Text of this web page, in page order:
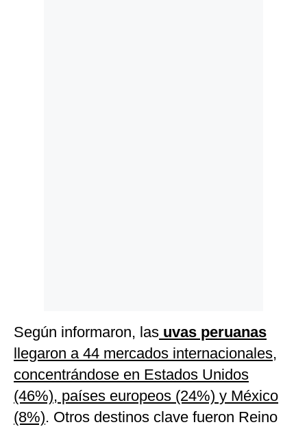
Según informaron, las uvas peruanas
llegaron a 44 mercados internacionales,
concentrándose en Estados Unidos
(46%), países europeos (24%) y México
(8%). Otros destinos clave fueron Reino